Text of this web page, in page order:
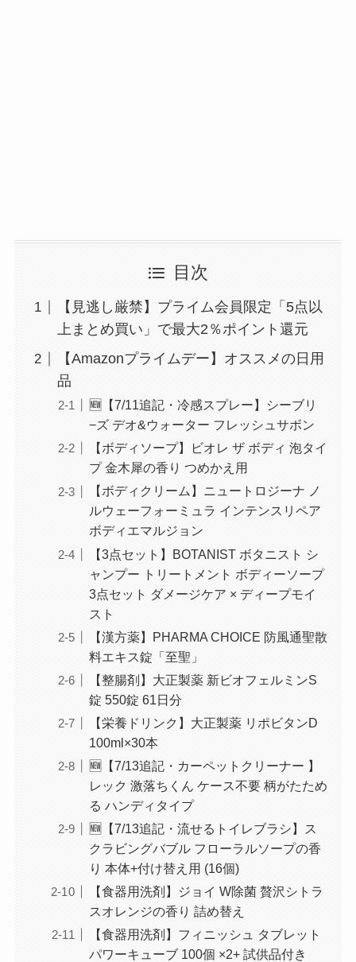
目次
【見逃し厳禁】プライム会員限定「5点以
上まとめ買い」で最大2％ポイント還元
【Amazonプライムデー】オススメの日用
品
🆕【7/11追記・冷感スプレー】シーブリ
−ズ デオ&ウォーター フレッシュサボン
【ボディソープ】ビオレ ザ ボディ 泡タイ
プ 金木犀の香り つめかえ用
【ボディクリーム】ニュートロジーナ ノ
ルウェーフォーミュラ インテンスリペア
ボディエマルジョン
【3点セット】BOTANIST ボタニスト シ
ャンプー トリートメント ボディーソープ
3点セット ダメージケア × ディープモイ
スト
【漢方薬】PHARMA CHOICE 防風通聖散
料エキス錠「至聖」
【整腸剤】大正製薬 新ビオフェルミンS
錠 550錠 61日分
【栄養ドリンク】大正製薬 リポビタンD
100ml×30本
🆕【7/13追記・カーペットクリーナー 】
レック 激落ちくん ケース不要 柄がたため
る ハンディタイプ
🆕【7/13追記・流せるトイレブラシ】ス
クラビングバブル フローラルソープの香
り 本体+付け替え用 (16個)
【食器用洗剤】ジョイ W除菌 贅沢シトラ
スオレンジの香り 詰め替え
【食器用洗剤】フィニッシュ タブレット
パワーキューブ 100個 ×2+ 試供品付き